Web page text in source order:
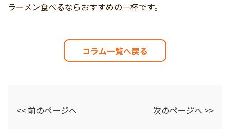
ラーメン食べるならおすすめの一杯です。
コラム一覧へ戻る
<< 前のページへ 次のページへ >>